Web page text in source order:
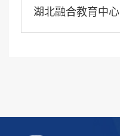
湖北融合教育中心